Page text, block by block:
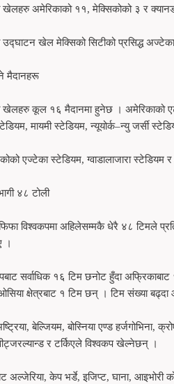
खेलहरु अमेरिकाको ११, मेक्सिकोको ३ र
उद्घाटन खेल मेक्सिको सिटीको प्रसिद्ध
मैदानहरू
खेलहरु कूल १६ मैदानमा हुनेछ । अमेरिकाको
मायमी स्टेडियम, न्यूयोर्क–न्यु जर्सी
एज्टेका स्टेडियम, ग्वाडालाजारा
४८ टोली
विश्वकपमा अहिलेसम्मकै धेरै ४८ टिमले
।
सर्वाधिक १६ टिम छनोट हुँदा
क्षेत्रबाट १ टिम छन् । टिम संख्या
बेल्जियम, बोस्निया एण्ड हर्जगोभिना,
र टर्किएले विश्वकप खेल्नेछन् ।
अल्जेरिया, केप भर्डे, इजिप्ट, घाना,